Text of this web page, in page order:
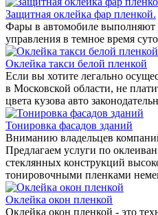
Защитная оклейка фар пленкой.
Фары в автомобиле выполняют
управления в темное время
Оклейка такси белой пленкой
Если вы хотите легально
в Московской области, не
цвета кузова авто
Тонировка фасадов зданий
Вниманию владельцев
Предлагаем услуги по
стеклянных конструкций
тонировочными пленками
Оклейка окон пленкой
Оклейка окон пленкой - это